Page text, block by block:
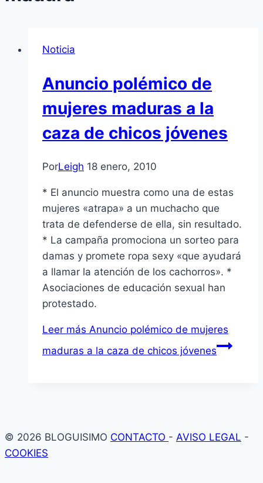
Noticia
Anuncio polémico de
mujeres maduras a la
caza de chicos jóvenes
PorLeigh 18 enero, 2010
* El anuncio muestra como una de estas
mujeres «atrapa» a un muchacho que
trata de defenderse de ella, sin resultado.
* La campaña promociona un sorteo para
damas y promete ropa sexy «que ayudará
a llamar la atención de los cachorros». *
Asociaciones de educación sexual han
protestado.
Leer más Anuncio polémico de mujeres
maduras a la caza de chicos jóvenes
© 2026 BLOGUISIMO CONTACTO - AVISO LEGAL -
COOKIES